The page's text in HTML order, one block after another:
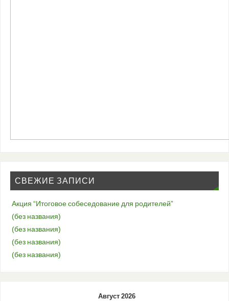
СВЕЖИЕ ЗАПИСИ
Акция “Итоговое собеседование для родителей”
(без названия)
(без названия)
(без названия)
(без названия)
Август 2026